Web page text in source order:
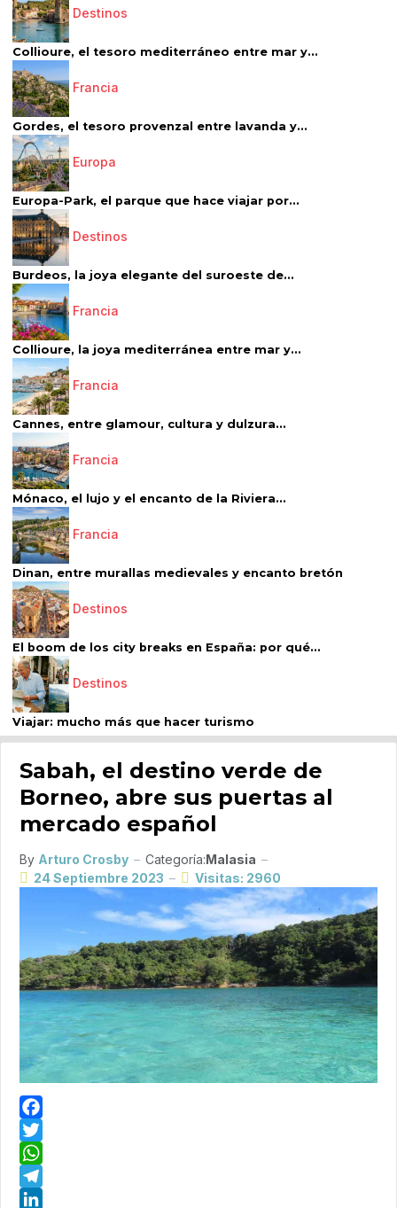
Destinos
Collioure, el tesoro mediterráneo entre mar y...
Francia
Gordes, el tesoro provenzal entre lavanda y...
Europa
Europa-Park, el parque que hace viajar por...
Destinos
Burdeos, la joya elegante del suroeste de...
Francia
Collioure, la joya mediterránea entre mar y...
Francia
Cannes, entre glamour, cultura y dulzura...
Francia
Mónaco, el lujo y el encanto de la Riviera...
Francia
Dinan, entre murallas medievales y encanto bretón
Destinos
El boom de los city breaks en España: por qué...
Destinos
Viajar: mucho más que hacer turismo
Sabah, el destino verde de
Borneo, abre sus puertas al
mercado español
By Arturo Crosby Categoría:Malasia
24 Septiembre 2023
Visitas: 2960
Facebook
Twitter
WhatsApp
Telegram